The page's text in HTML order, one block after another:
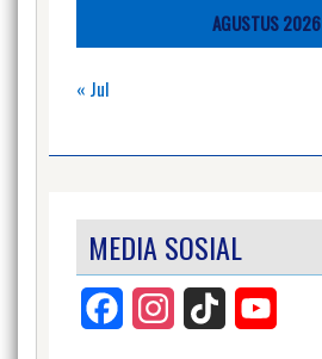
AGUSTUS 2026
« Jul
MEDIA SOSIAL
Facebook InstagramTikTok